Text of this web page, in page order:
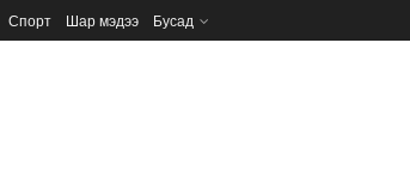
Спорт Шар мэдээ Бусад